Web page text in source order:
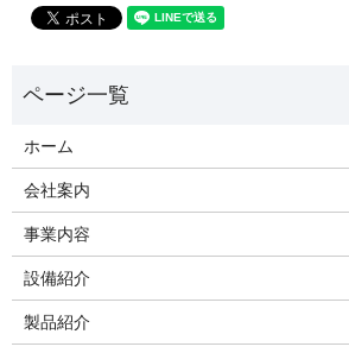
ホーム
会社案内
事業内容
設備紹介
製品紹介